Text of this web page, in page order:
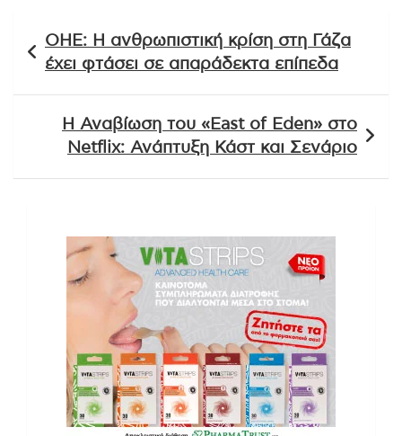
άρθρων
ΟΗΕ: Η ανθρωπιστική κρίση στη Γάζα
έχει φτάσει σε απαράδεκτα επίπεδα
Η Αναβίωση του «East of Eden» στο
Netflix: Ανάπτυξη Κάστ και Σενάριο